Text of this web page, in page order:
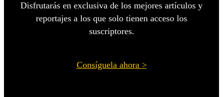
Disfrutarás en exclusiva de los mejores artículos y
reportajes a los que solo tienen acceso los
suscriptores.
Consíguela ahora >